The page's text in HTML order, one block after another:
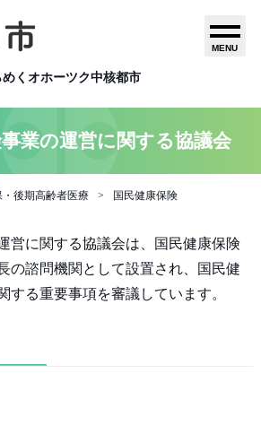
くオホーツク中核都市
MENU
業の運営に関する協議会
・後期高齢者医療 国民健康保険
営に関する協議会は、国民健康保険
の諮問機関として設置され、国民健
する重要事項を審議しています。